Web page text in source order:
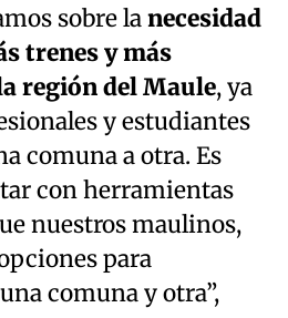
sobre lanecesidad
trenes y más
región del Maule, ya
y estudiantes
comuna a otra. Es
con herramientas
nuestros maulinos,
para
comuna y otra”,